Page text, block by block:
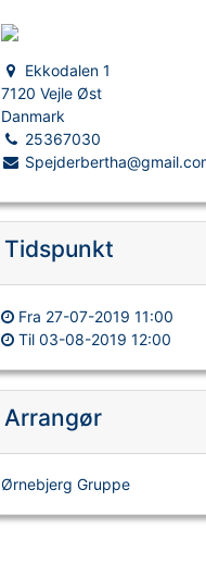
Ekkodalen 1
7120 Vejle Øst
Danmark
25367030
Tidspunkt
Fra 27-07-2019 11:00
Til03-08-2019 12:00
Arrangør
Ørnebjerg Gruppe